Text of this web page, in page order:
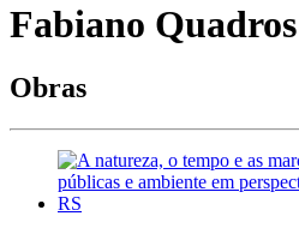
Fabiano
Obras